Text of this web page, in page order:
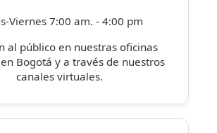
Viernes 7:00 am. - 4:00 pm
al público en nuestras oficinas
Bogotá y a través de nuestros
canales virtuales.